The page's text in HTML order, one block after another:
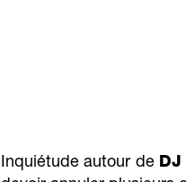
Inquiétude autour de DJ